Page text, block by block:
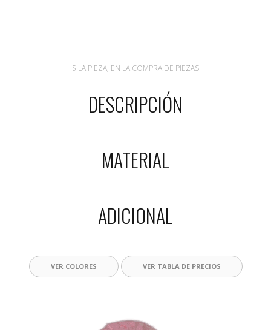
$ LA PIEZA, EN LA COMPRA DE PIEZAS
DESCRIPCIÓN
MATERIAL
ADICIONAL
VER COLORES VER TABLA DE PRECIOS